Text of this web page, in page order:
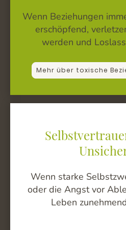
Wenn Beziehungen
erschöpfend,
werden und
Mehr über toxische
Wenn starke
oder die Angst vor
Leben